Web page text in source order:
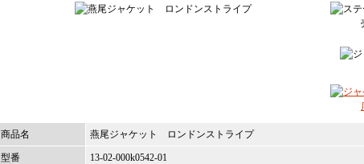
商品名 燕尾ジャケット ロンドンストライプ
型番 13-02-000k0542-01